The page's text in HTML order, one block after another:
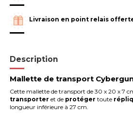
Livraison en point relais
Description
Mallette de transport
Cette mallette de transport de 30 x 20 x 7
transporter et de protéger toute
longueur inférieure à 27 cm.